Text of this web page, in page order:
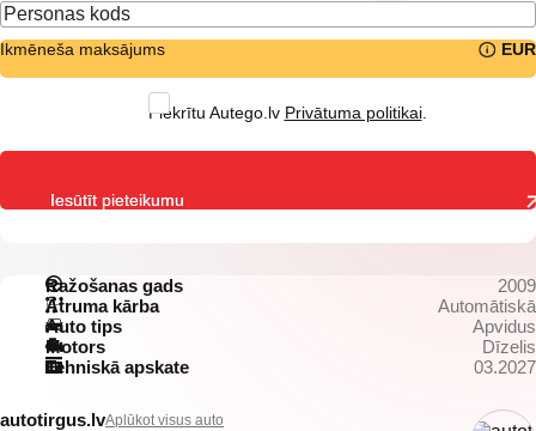
Ikmēneša maksājums EUR
Piekrītu Autego.lv Privātuma politikai.
Ražošanas gads
2009
Ātruma kārba
Automātiskā
Auto tips
Apvidus
Motors
Dīzelis
Tehniskā apskate
03.2027
autotirgus.lvAplūkot visus auto